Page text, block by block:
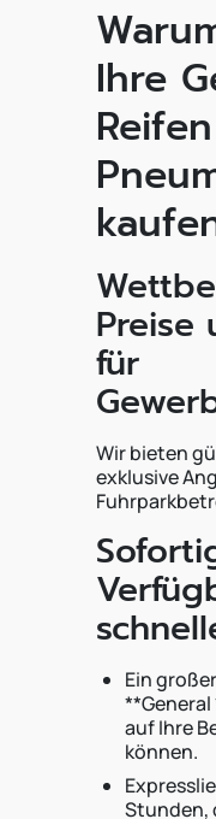
Ihre
Preise
für
Wir bieten
exklusive
Ein
auf Ihre
können.
Stunden,